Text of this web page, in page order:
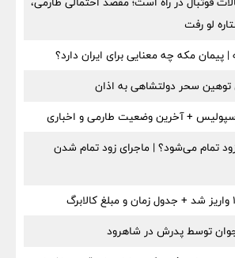
پیمان مکه چه معنایی برای ایران دارد؟
توهین سحر دولتشاهی به اذان
+ آخرین وضعیت طارمی و اخباری
تمام می‌شود؟ | ماجرای زود تمام شدن
توسط پدرش در شاهرود